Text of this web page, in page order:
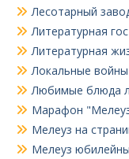
Лесотарный
Литературная
Литературная
Локальные войны
Любимые блюда
Марафон
Мелеуз на
Мелеуз